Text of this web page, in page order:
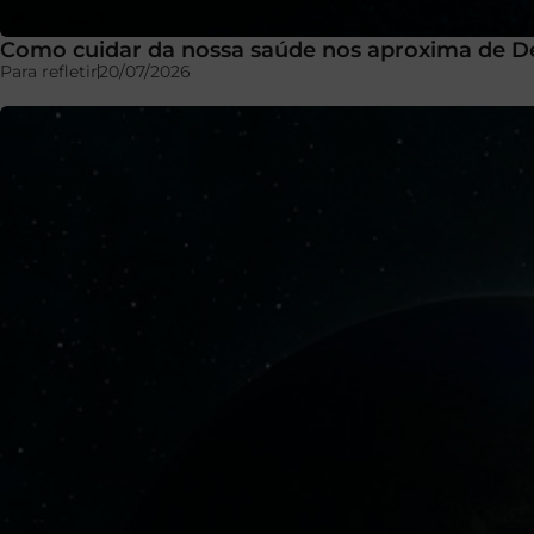
Como cuidar da nossa saúde nos aproxima de
Para refletir20/07/2026